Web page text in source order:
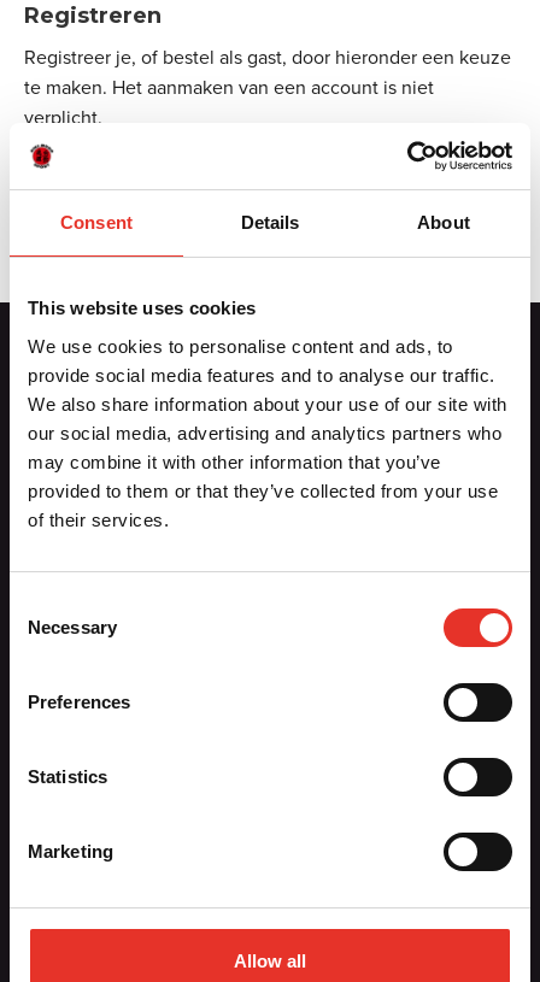
Consent Details About
This website uses cookies
We use cookies to personalise content and ads, to
provide social media features and to analyse our traffic.
We also share information about your use of our site with
our social media, advertising and analytics partners who
may combine it with other information that you’ve
provided to them or that they’ve collected from your use
of their services.
Selection
Necessary
Preferences
Statistics
Marketing
Allow all
Registreren
Registreer je, of bestel als gast, door hieronder een keuze
te maken. Het aanmaken van een account is niet
verplicht.
Aanmelden
Contactgegevens
Aiki-Budo Sport / Ronin BV
Dennenlaan 28
info@aiki-budo.nl
Webshop